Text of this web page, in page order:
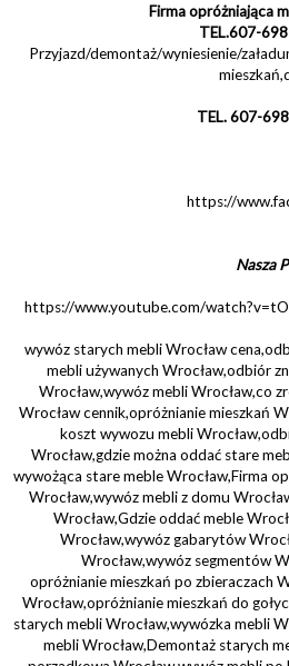
Firma opróżniająca
TEL.607-
Przyjazd/demontaż/wyniesienie/
TEL. 607-
https://
Nasza
https://www.youtube.com/
wywóz starych mebli Wrocław
mebli używanych Wrocław,odbiór
Wrocław,wywóz mebli Wrocław,co
Wrocław cennik,opróżnianie mieszkań
koszt wywozu mebli
Wrocław,gdzie można oddać stare
wywożąca stare meble Wrocław,Firma
Wrocław,wywóz mebli z domu
Wrocław,Gdzie oddać meble
Wrocław,wywóz gabarytów
Wrocław,wywóz segmentów
opróżnianie mieszkań po zbieraczach
Wrocław,opróżnianie mieszkań do
starych mebli Wrocław,wywózka mebli
mebli Wrocław,Demontaż starych